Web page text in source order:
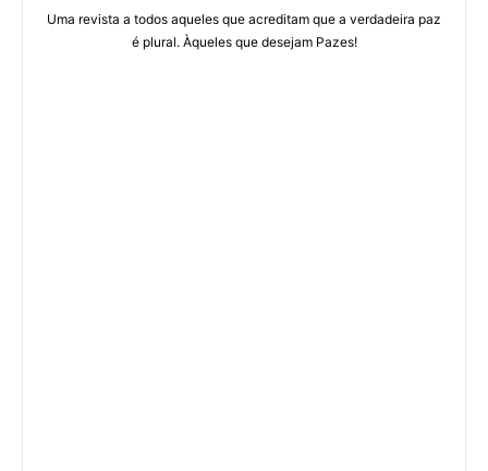
Uma revista a todos aqueles que acreditam que a verdadeira paz
é plural. Àqueles que desejam Pazes!